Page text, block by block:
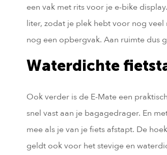
een vak met rits voor je e-bike
liter, zodat je plek hebt voor nog
nog een opbergvak. Aan ruimte dus
Waterdichte
Ook verder is de E-Mate een
snel vast aan je bagagedrager. En
mee als je van je fiets afstapt. De
geldt ook voor het stevige en